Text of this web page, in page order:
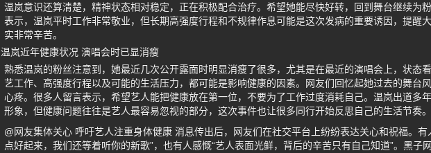
温岚意识还算清楚，精神状态相对稳定，正在积极配合治疗。希望她能尽快好转，回到舞台继续为
表示，温岚平时工作非常敬业，但长期高强度行程和不规律作息可能是这次发病的重要诱因，提醒
实非常辛苦。
温岚近年健康状况 演唱会时已显消瘦
熟悉温岚的粉丝注意到，她最近几次公开露面时明显消瘦了很多，尤其是在最近的演唱会上，状态
艺工作、高强度行程以及可能的生活压力，都可能是影响健康的因素。网友们回忆起她过去的舞台
心疼。很多人留言表示，希望艺人能把健康放在第一位，不要为了工作过度消耗自己。温岚出道多
形象，但健康问题往往是艺人最容易忽视的部分，这次事件也让很多同行开始反思自己的生活节奏。
@网友集体关心 呼吁艺人注重身体健康 消息传出后，网友们在社交平台上纷纷表达关心和祝福。有
点好起来，我们还等着听你的新歌”，也有人感慨“艺人表面光鲜，背后的辛苦只有自己知道”。黑子